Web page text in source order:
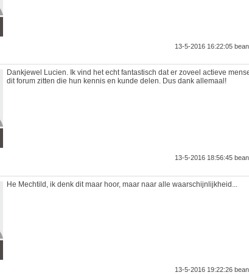
13-5-2016 16:22:05
Dankjewel Lucien. Ik vind het echt fantastisch dat er zoveel actieve
dit forum zitten die hun kennis en kunde delen. Dus dank allemaal!
13-5-2016 18:56:45
He Mechtild, ik denk dit maar hoor, maar naar alle waarschijnlijkheid...
13-5-2016 19:22:26